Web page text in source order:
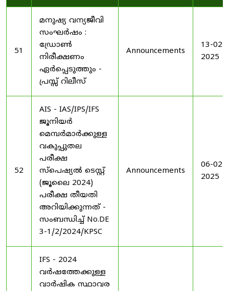
51
മനുഷ്യ വന്യജീവി
സംഘർഷം :
ഡ്രോൺ
നിരീക്ഷണം
ഏർപ്പെടുത്തും -
പ്രസ്സ് റിലീസ്
Announcements
13-02-
2025
52
AIS - IAS/IPS/IFS
ജൂനിയർ
മെമ്പർമാർക്കുള്ള
വകുപ്പുതല
പരീക്ഷ
സ്പെഷ്യൽ ടെസ്റ്റ്
(ജൂലൈ 2024)
പരീക്ഷ തീയതി
അറിയിക്കുന്നത് -
സംബന്ധിച്ച് No.DE
3-1/2/2024/KPSC
Announcements
06-02-
2025
IFS - 2024
വർഷത്തേക്കുള്ള
വാർഷിക സ്ഥാവര